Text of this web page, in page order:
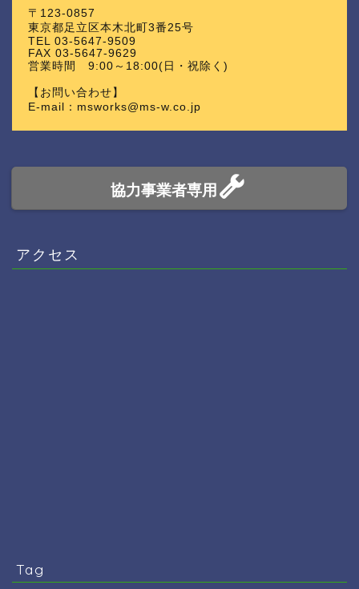
〒123-0857
東京都足立区本木北町3番25号
TEL 03-5647-9509
FAX 03-5647-9629
営業時間 9:00～18:00(日・祝除く)
【お問い合わせ】
E-mail：msworks@ms-w.co.jp
協力事業者専用
アクセス
Tag